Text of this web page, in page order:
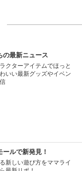
の最新ニュース
クターアイテムでほっと
いい最新グッズやイベン
ールで新発見！
新しい遊び方をママライ